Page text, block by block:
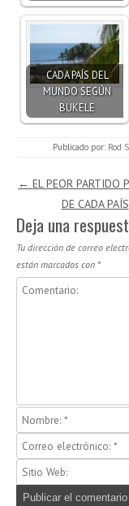
CADA PAÍS DEL
MUNDO SEGÚN
BUKELE
Publicado por: Rod
Navegación de entradas
← EL PEOR PARTIDO
DE CADA PAÍS
Deja una
Tu dirección de correo
están marcados con *